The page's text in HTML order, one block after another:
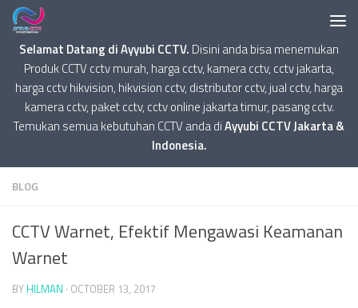
Selamat Datang di Ayyubi CCTV. Disini anda bisa menemukan
Produk CCTV cctv murah, harga cctv, kamera cctv, cctv jakarta,
harga cctv hikvision, hikvision cctv, distributor cctv, jual cctv, harga
kamera cctv, paket cctv, cctv online jakarta timur, pasang cctv.
Temukan semua kebutuhan CCTV anda diAyyubi CCTV Jakarta &
Indonesia.
BLOG
CCTV Warnet, Efektif Mengawasi Keamanan
Warnet
BY HILMAN · OCTOBER 13, 2017